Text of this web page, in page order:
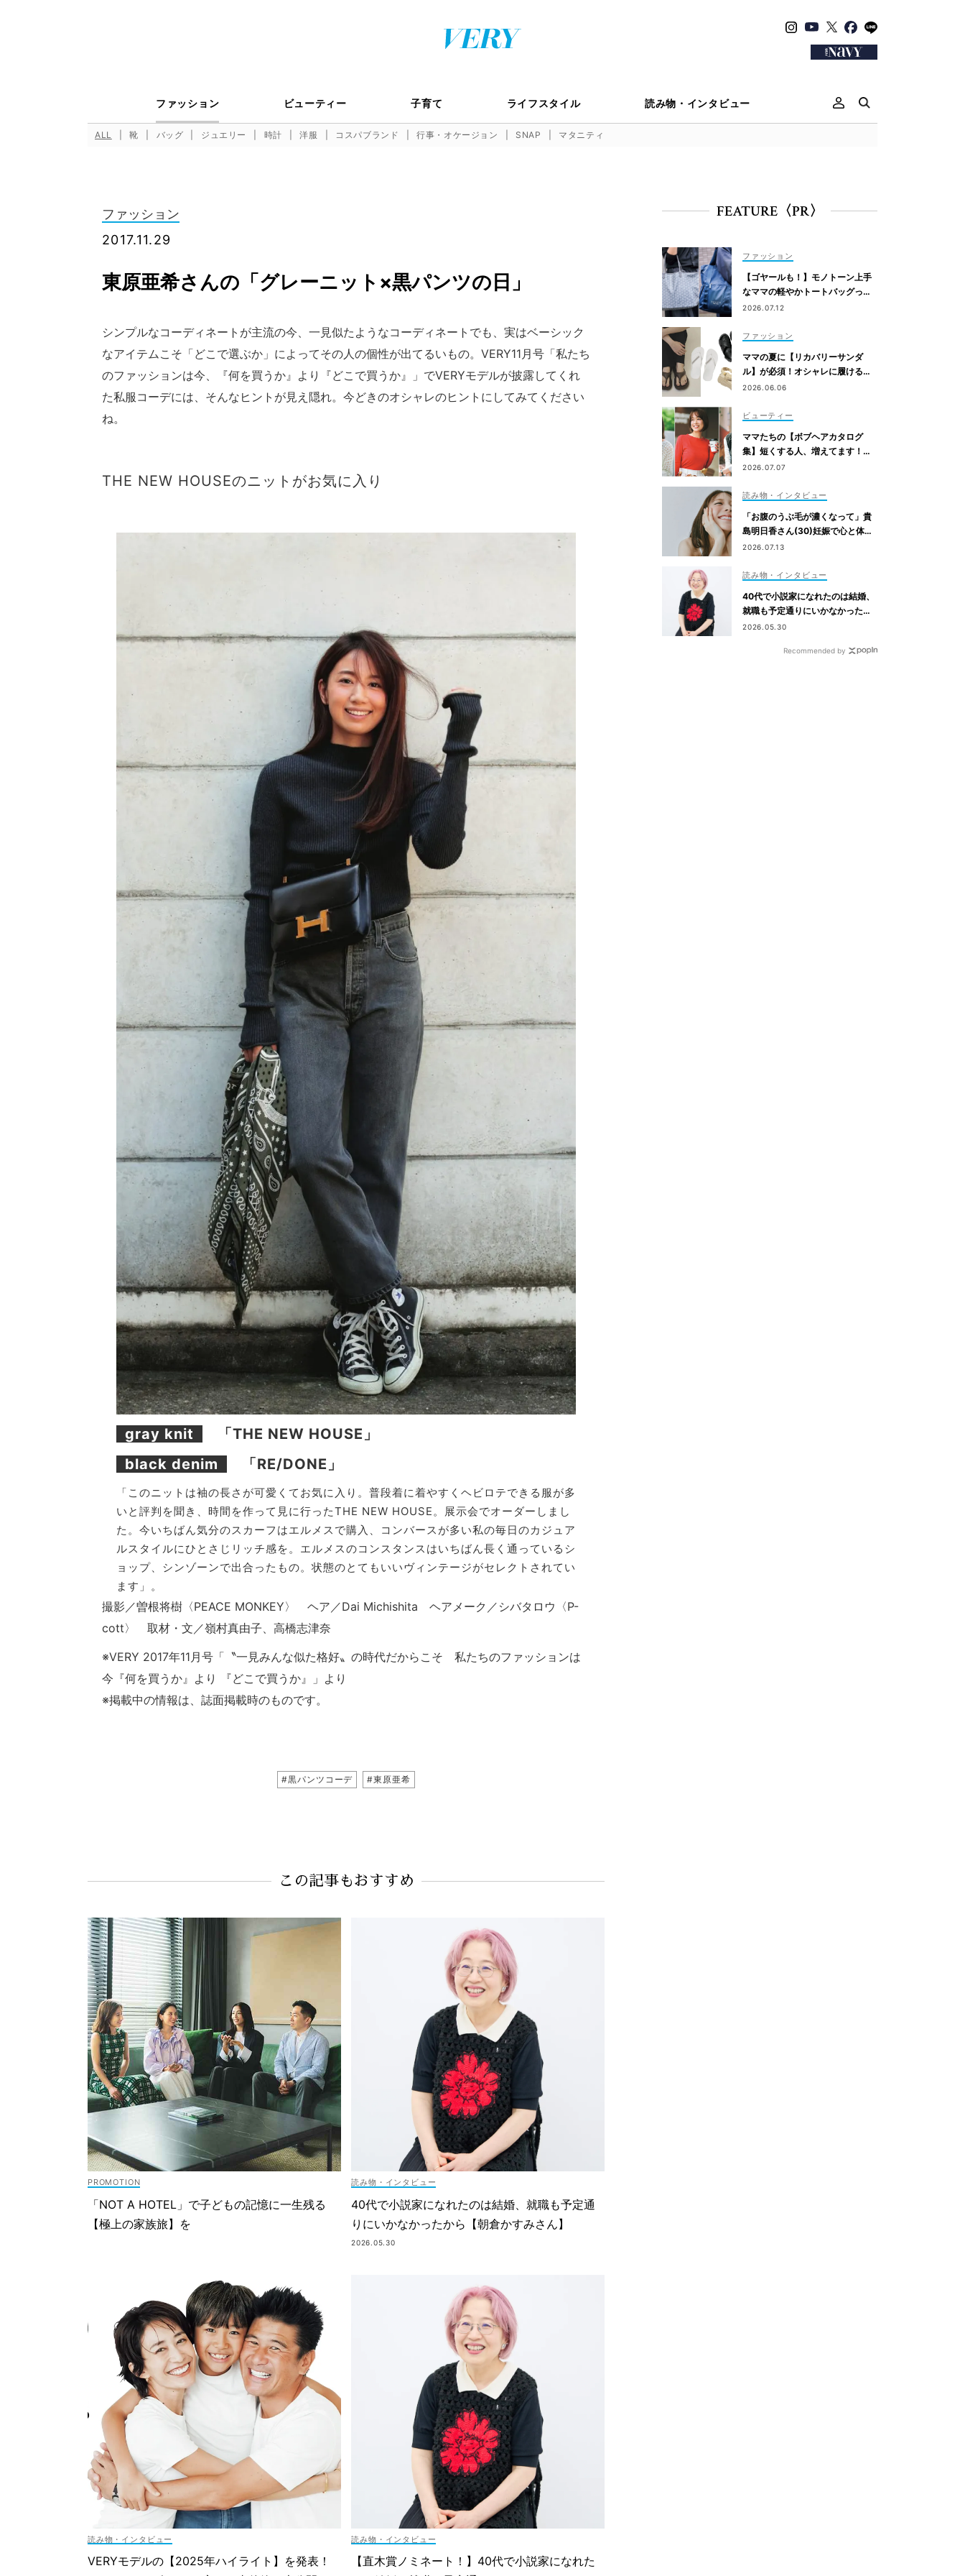
ファッション ビューティー 子育て ライフスタイル 読み物・インタビュー
ALL 靴 バッグ ジュエリー 時計 洋服 コスパブランド 行事・オケージョン SNAP マタニティ
ファッション
2017.11.29
東原亜希さんの「グレーニット×黒パンツの日」
シンプルなコーディネートが主流の今、一見似たようなコーディネートでも、実はベーシック
なアイテムこそ「どこで選ぶか」によってその人の個性が出てるいもの。VERY11月号「私たち
のファッションは今、『何を買うか』より『どこで買うか』」でVERYモデルが披露してくれ
た私服コーデには、そんなヒントが見え隠れ。今どきのオシャレのヒントにしてみてください
ね。
THE NEW HOUSEのニットがお気に入り
gray knit
「THE NEW HOUSE」
black denim
「RE/DONE」
「このニットは袖の長さが可愛くてお気に入り。普段着に着やすくヘビロテできる服が多
いと評判を聞き、時間を作って見に行ったTHE NEW HOUSE。展示会でオーダーしまし
た。今いちばん気分のスカーフはエルメスで購入、コンバースが多い私の毎日のカジュア
ルスタイルにひとさじリッチ感を。エルメスのコンスタンスはいちばん長く通っているシ
ョップ、シンゾーンで出合ったもの。状態のとてもいいヴィンテージがセレクトされてい
ます」。
撮影／曽根将樹〈PEACE MONKEY〉 ヘア／Dai Michishita ヘアメーク／シバタロウ〈P-
cott〉 取材・文／嶺村真由子、高橋志津奈
※VERY 2017年11月号「〝一見みんな似た格好〟の時代だからこそ 私たちのファッションは
今『何を買うか』 より 『どこで買うか』」より
※掲載中の情報は、誌面掲載時のものです。
#黒パンツコーデ #東原亜希
この記事もおすすめ
「NOT A HOTEL」で子どもの記憶に一生残る
【極上の家族旅】を
読み物・インタビュー
40代で小説家になれたのは結婚、就職も予定通
りにいかなかったから【朝倉かすみさん】
2026.05.30
読み物・インタビュー
VERYモデルの【2025年ハイライト】を発表！
読み物・インタビュー
【直木賞ノミネート！】40代で小説家になれた
FEATURE〈PR〉
ファッション
【ゴヤールも！】モノトーン上手
なママの軽やかトートバッグっ
て？
2026.07.12
ファッション
ママの夏に【リカバリーサンダ
ル】が必須！オシャレに履ける最
旬7選
2026.06.06
ビューティー
ママたちの【ボブヘアカタログ
集】短くする人、増えてます！愛
用ヘアケアまで全部見せ
2026.07.07
読み物・インタビュー
「お腹のうぶ毛が濃くなって」貴
島明日香さん(30)妊娠で心と体に
生じた変化も「愛しいです」
2026.07.13
読み物・インタビュー
40代で小説家になれたのは結婚、
就職も予定通りにいかなかったか
ら【朝倉かすみさん】
2026.05.30
Recommended by